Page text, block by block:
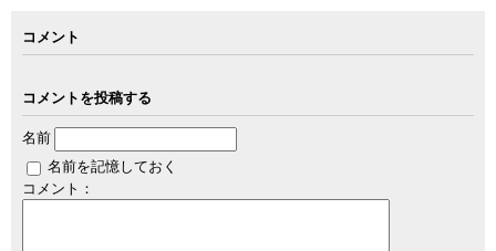
コメント
コメントを投稿する
名前
名前を記憶しておく
コメント：